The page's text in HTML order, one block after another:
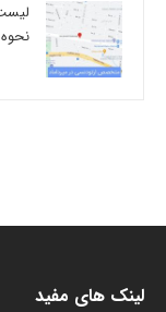
لینک های مفید